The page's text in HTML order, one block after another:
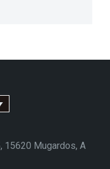
15620 Mugardos, A